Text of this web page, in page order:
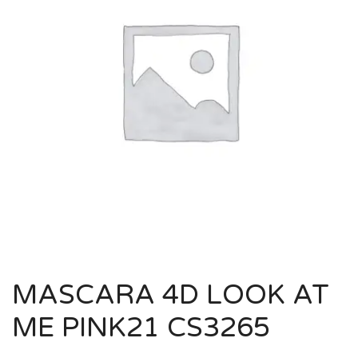
MASCARA 4D LOOK AT
ME PINK21 CS3265